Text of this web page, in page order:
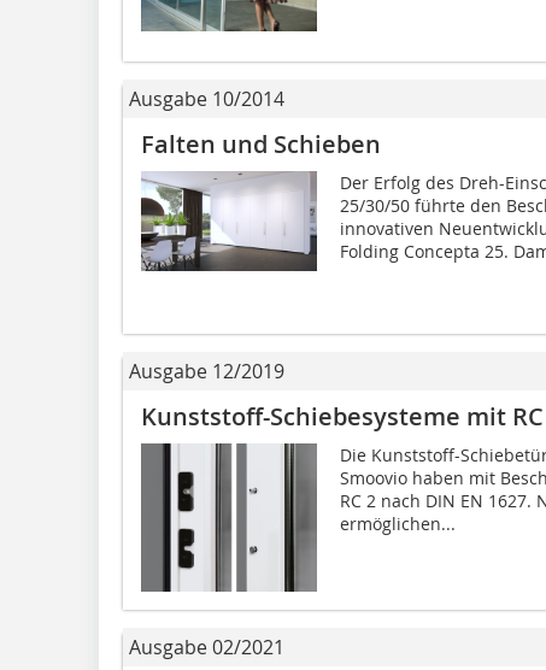
Ausgabe 10/2014
Falten und Schieben
Der Erfolg des Dreh-
25/30/50 führte den
innovativen
Folding Concepta 25.
Ausgabe 12/2019
Kunststoff-Schiebesysteme mit
Die Kunststoff-
Smoovio haben mit
RC 2 nach DIN EN
ermöglichen...
Ausgabe 02/2021